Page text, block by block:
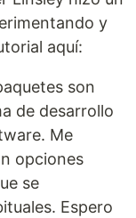
y
aquí:
son
de desarrollo
Me
opciones
se
Espero